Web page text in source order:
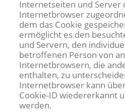
Internetseiten und Server
Internetbrowser
dem das Cookie
ermöglicht es den
und Servern, den
betroffenen Person von
Internetbrowsern, die
enthalten, zu
Internetbrowser kann
Cookie-ID wiedererkannt
werden.